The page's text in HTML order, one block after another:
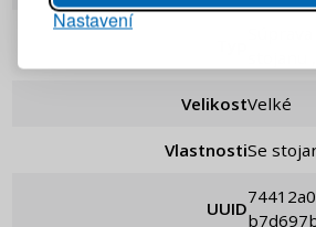
Nastavení
Velikost Velké
Vlastnosti Se
UUID
74412a0f-73b6-4f24-b8db-
PŘIHLÁSIT SE